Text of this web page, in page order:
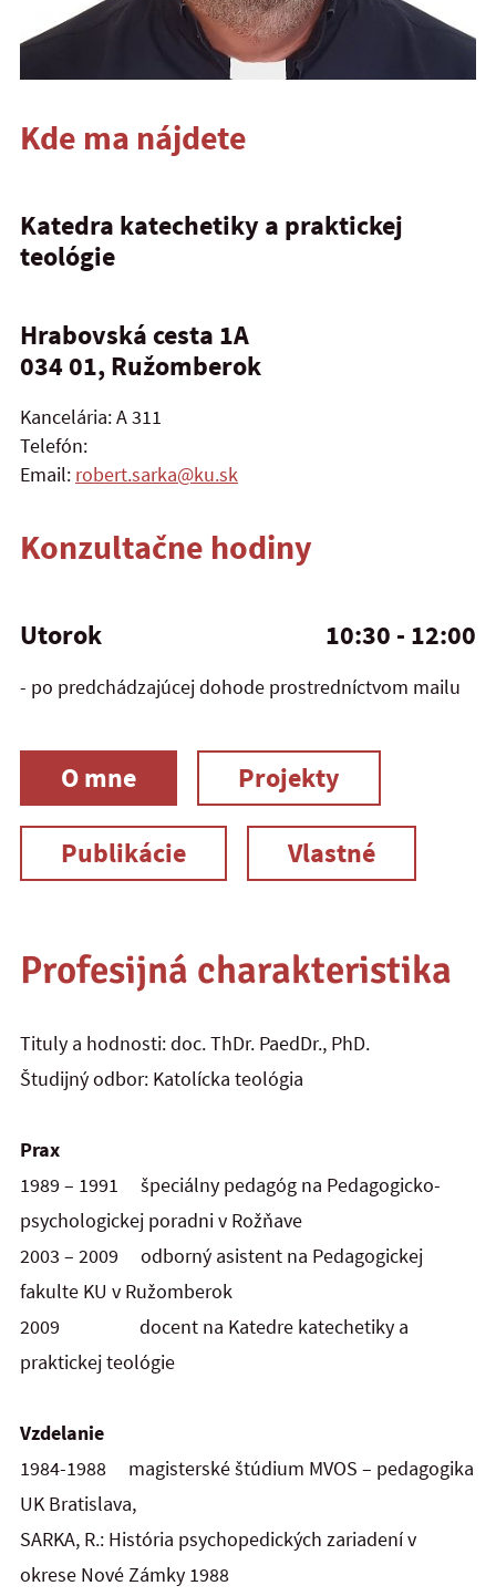
Kde ma nájdete
Katedra katechetiky a praktickej
teológie
Hrabovská cesta 1A
034 01, Ružomberok
Kancelária: A 311
Telefón:
Email: robert.sarka@ku.sk
Konzultačne hodiny
Utorok 10:30 - 12:00
- po predchádzajúcej dohode prostredníctvom mailu
O mne Projekty
Publikácie Vlastné
Profesijná charakteristika
Tituly a hodnosti: doc. ThDr. PaedDr., PhD.
Študijný odbor: Katolícka teológia
Prax
1989 – 1991 špeciálny pedagóg na Pedagogicko-
psychologickej poradni v Rožňave
2003 – 2009 odborný asistent na Pedagogickej
fakulte KU v Ružomberok
2009 docent na Katedre katechetiky a
praktickej teológie
Vzdelanie
1984-1988 magisterské štúdium MVOS – pedagogika
UK Bratislava,
SARKA, R.: História psychopedických zariadení v
okrese Nové Zámky 1988